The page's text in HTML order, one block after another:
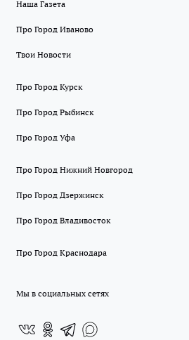
Наша Газета
Про Город Иваново
Твои Новости
Про Город Курск
Про Город Рыбинск
Про Город Уфа
Про Город Нижний Новгород
Про Город Дзержинск
Про Город Владивосток
Про Город Краснодара
Мы в социальных сетях